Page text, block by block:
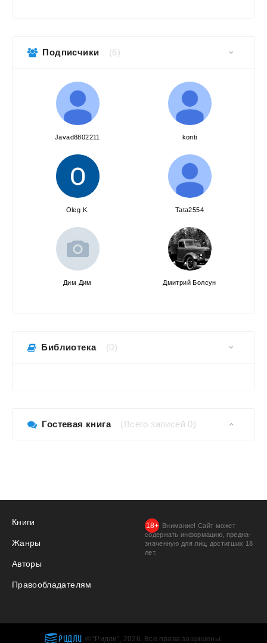
Библиотека (0)
Гостевая книга (Всего записей 0)
Подписчики (6)
Javad8802211 konti
Oleg K. Tata2554
Дим Дим Дмитрий Болсун
Книги
Жанры
Авторы
Правообладателям
Внимание! Сайт может
содержать информацию, предна­
значенную для лиц, дости­гших 18
лет.
РИДЛИ © “Ридли”, 2026. Все права защищены.